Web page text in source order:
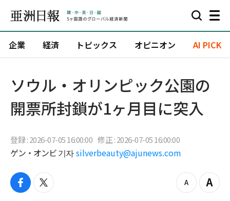
企業 経済 トピックス オピニオン AI PICK
ソウル・オリンピック公園の
開票所封鎖が1ヶ月目に突入
登録 : 2026-07-05 16:00:00 修正 : 2026-07-05 16:00:00
ゲン・オンビ 기자 silverbeauty@ajunews.com
f
t
z
Z